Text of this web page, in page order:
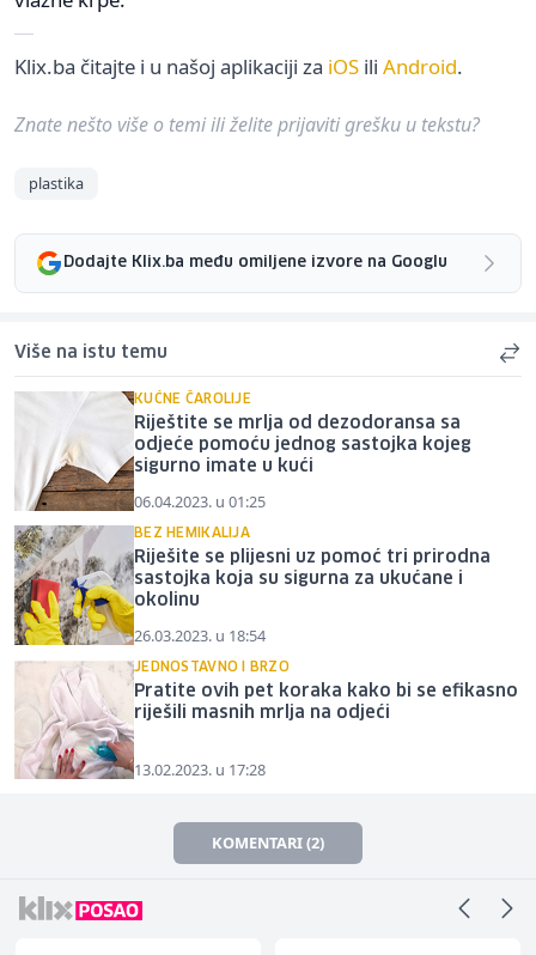
Klix.ba čitajte i u našoj aplikaciji za iOS ili Android.
Znate nešto više o temi ili želite prijaviti grešku u tekstu?
plastika
Dodajte Klix.ba među omiljene izvore na Googlu
Više na istu temu
KUĆNE ČAROLIJE
Riještite se mrlja od dezodoransa sa
odjeće pomoću jednog sastojka kojeg
sigurno imate u kući
06.04.2023. u 01:25
BEZ HEMIKALIJA
Riješite se plijesni uz pomoć tri prirodna
sastojka koja su sigurna za ukućane i
okolinu
26.03.2023. u 18:54
JEDNOSTAVNO I BRZO
Pratite ovih pet koraka kako bi se efikasno
riješili masnih mrlja na odjeći
13.02.2023. u 17:28
KOMENTARI (2)